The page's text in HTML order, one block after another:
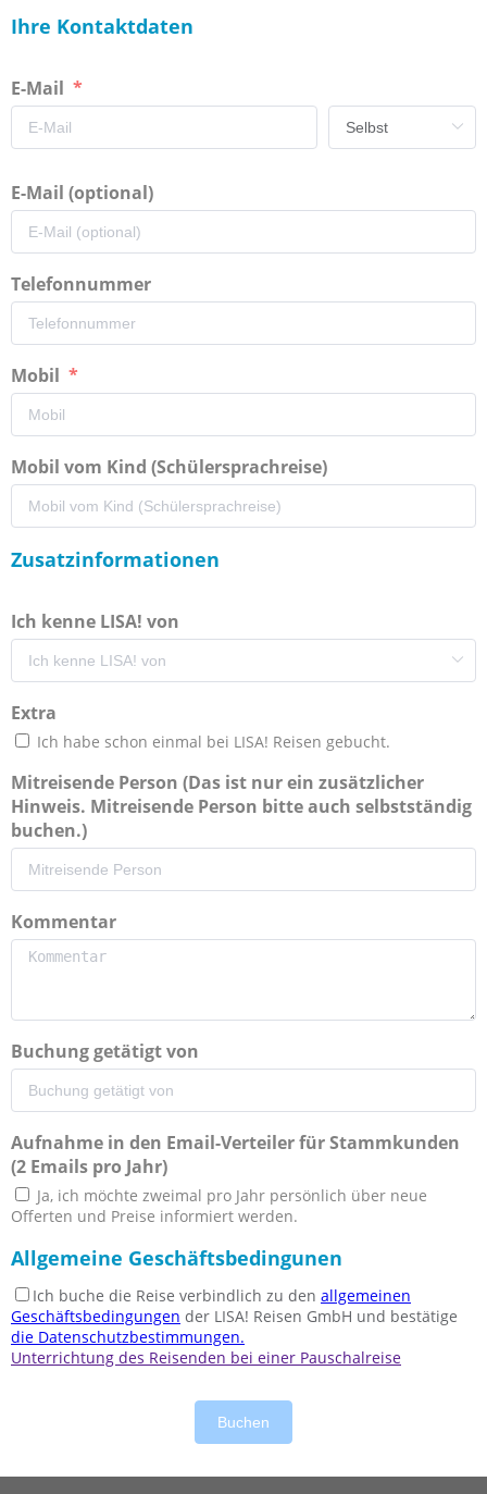
Ihre Kontaktdaten
E-Mail
E-Mail (optional)
Telefonnummer
Mobil
Mobil vom Kind (Schülersprachreise)
Zusatzinformationen
Ich kenne LISA! von
Extra
Ich habe schon einmal bei LISA! Reisen gebucht.
Mitreisende Person (Das ist nur ein zusätzlicher
Hinweis. Mitreisende Person bitte auch selbstständig
buchen.)
Kommentar
Buchung getätigt von
Aufnahme in den Email-Verteiler für Stammkunden
(2 Emails pro Jahr)
Ja, ich möchte zweimal pro Jahr persönlich über neue
Offerten und Preise informiert werden.
Allgemeine Geschäftsbedingunen
Ich buche die Reise verbindlich zu den allgemeinen
Geschäftsbedingungen der LISA! Reisen GmbH und bestätige
die Datenschutzbestimmungen.
Unterrichtung des Reisenden bei einer Pauschalreise
Buchen